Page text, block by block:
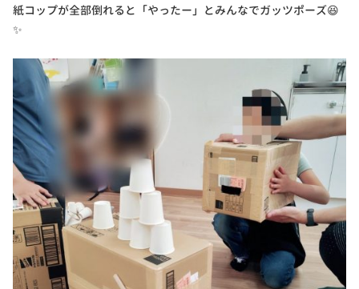
紙コップが全部倒れると「やったー」とみんなでガッツポーズ😆
✨